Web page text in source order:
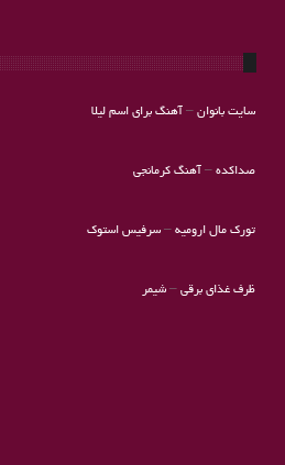
سایت بانوان– آهنگ برای اسم لیلا
صداکده– آهنگ کرمانجی
تورک مال ارومیه–سرفیس استوک
ظرف غذای برقی– شیمر